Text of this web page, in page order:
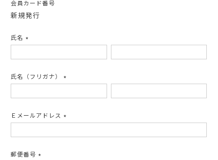
会員カード番号
新規発行
氏名
須)
氏名（フリガナ）
須)
Ｅメールアドレス
須)
郵便番号